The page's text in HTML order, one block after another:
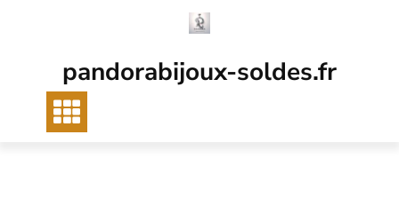
pandorabijoux-soldes.fr